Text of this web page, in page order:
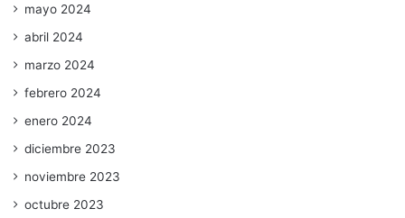
mayo 2024
abril 2024
marzo 2024
febrero 2024
enero 2024
diciembre 2023
noviembre 2023
octubre 2023